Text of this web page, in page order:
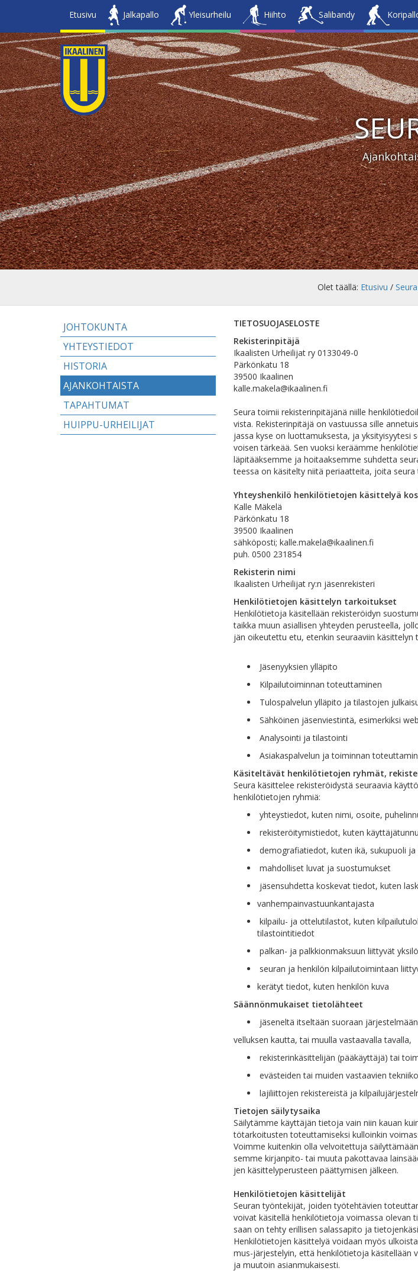
Etusivu Jalkapallo Yleisurheilu Hiihto Salibandy
Olet täällä: Etusivu / Seura
JOHTOKUNTA
YHTEYSTIEDOT
HISTORIA
AJANKOHTAISTA
TAPAHTUMAT
HUIPPU-URHEILIJAT
TIETOSUOJASELOSTE
Rekisterinpitäjä
Ikaalisten Urheilijat ry 0133049-0
Pärkönkatu 18
39500 Ikaalinen
kalle.makela@ikaalinen.fi
Seura toimii rekisterinpitäjänä niille
vista. Rekisterinpitäjä on vastuussa sille
jassa kyse on luottamuksesta, ja yksityisyytesi
voisen tärkeää. Sen vuoksi keräämme
läpitääksemme ja hoitaaksemme suhdetta
teessa on käsitelty niitä periaatteita, joita
Yhteyshenkilö henkilötietojen käsittelyä
Kalle Mäkelä
Pärkönkatu 18
39500 Ikaalinen
sähköposti; kalle.makela@ikaalinen.fi
puh. 0500 231854
Rekisterin nimi
Ikaalisten Urheilijat ry:n jäsenrekisteri
Henkilötietojen käsittelyn tarkoitukset
Henkilötietoja käsitellään rekisteröidyn
taikka muun asiallisen yhteyden perusteella,
jän oikeutettu etu, etenkin seuraaviin käsittelyn
Jäsenyyksien ylläpito
Kilpailutoiminnan toteuttaminen
Tulospalvelun ylläpito ja tilastojen
Sähköinen jäsenviestintä, esimerkiksi
Analysointi ja tilastointi
Asiakaspalvelun ja toiminnan
Käsiteltävät henkilötietojen ryhmät,
Seura käsittelee rekisteröidystä seuraavia
henkilötietojen ryhmiä:
yhteystiedot, kuten nimi, osoite,
rekisteröitymistiedot, kuten
demografiatiedot, kuten ikä, sukupuoli ja
mahdolliset luvat ja suostumukset
jäsensuhdetta koskevat tiedot, kuten
vanhempainvastuunkantajasta
kilpailu- ja ottelutilastot, kuten
tilastointitiedot
palkan- ja palkkionmaksuun liittyvät
seuran ja henkilön kilpailutoimintaan
kerätyt tiedot, kuten henkilön kuva
Säännönmukaiset tietolähteet
jäseneltä itseltään suoraan
velluksen kautta, tai muulla vastaavalla tavalla,
rekisterinkäsittelijän (pääkäyttäjä) tai
evästeiden tai muiden vastaavien
lajiliittojen rekistereistä ja
Tietojen säilytysaika
Säilytämme käyttäjän tietoja vain niin kauan
tötarkoitusten toteuttamiseksi kulloinkin
Voimme kuitenkin olla velvoitettuja
semme kirjanpito- tai muuta pakottavaa
jen käsittelyperusteen päättymisen jälkeen.
Henkilötietojen käsittelijät
Seuran työntekijät, joiden työtehtävien
voivat käsitellä henkilötietoja voimassa olevan
saan on tehty erillisen salassapito ja
Henkilötietojen käsittelyä voidaan myös
mus-järjestelyin, että henkilötietoja käsitellään
ja muutoin asianmukaisesti.